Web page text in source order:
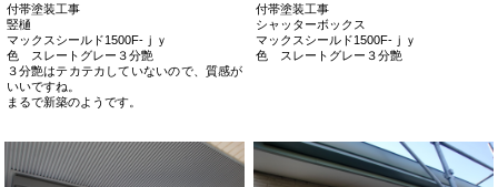
付帯塗装工事
竪樋
マックスシールド1500F-ｊｙ
色 スレートグレー３分艶
３分艶はテカテカしていないので、質感が
いいですね。
まるで新築のようです。
付帯塗装工事
シャッターボックス
マックスシールド1500F-ｊｙ
色 スレートグレー３分艶